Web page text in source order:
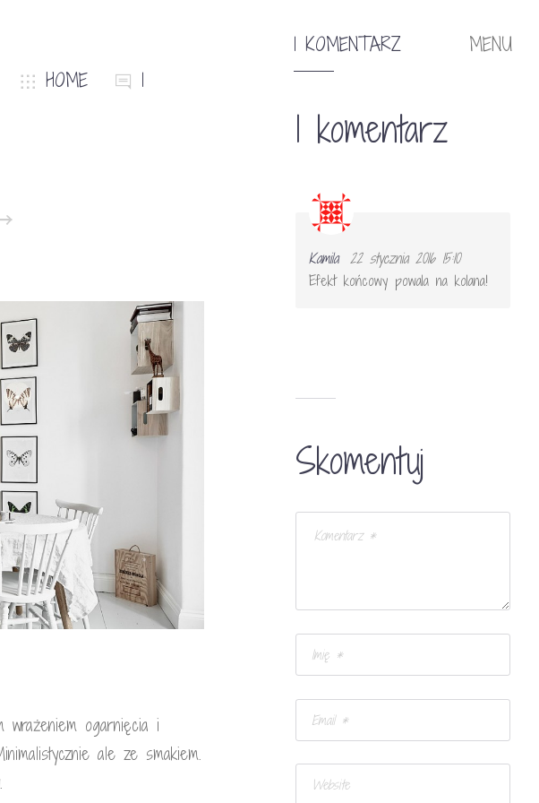
HOME 1
ogarnięcia i
ale ze smakiem.
.
1 KOMENTARZ MENU
1 komentarz
Kamila 22 stycznia 2016 15:10
Efekt końcowy powala na kolana!
Skomentuj